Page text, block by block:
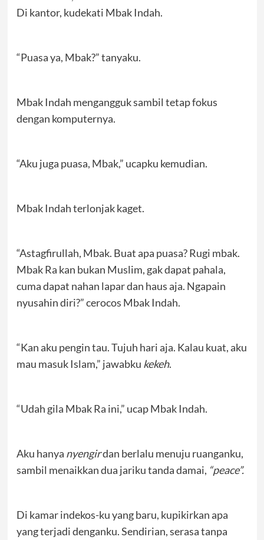
Di kantor, kudekati Mbak Indah.
“Puasa ya, Mbak?” tanyaku.
Mbak Indah mengangguk sambil tetap fokus
dengan komputernya.
“Aku juga puasa, Mbak,” ucapku kemudian.
Mbak Indah terlonjak kaget.
“Astagfirullah, Mbak. Buat apa puasa? Rugi mbak.
Mbak Ra kan bukan Muslim, gak dapat pahala,
cuma dapat nahan lapar dan haus aja. Ngapain
nyusahin diri?” cerocos Mbak Indah.
“Kan aku pengin tau. Tujuh hari aja. Kalau kuat, aku
mau masuk Islam,” jawabku kekeh.
“Udah gila Mbak Ra ini,” ucap Mbak Indah.
Aku hanya nyengirdan berlalu menuju ruanganku,
sambil menaikkan dua jariku tanda damai, “peace”.
Di kamar indekos-ku yang baru, kupikirkan apa
yang terjadi denganku. Sendirian, serasa tanpa